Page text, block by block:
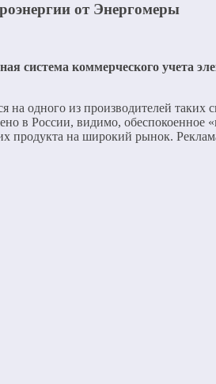
от Энергомеры
система коммерческого учета
на одного из производителей
в России, видимо, обеспокоенное
продукта на широкий рынок.